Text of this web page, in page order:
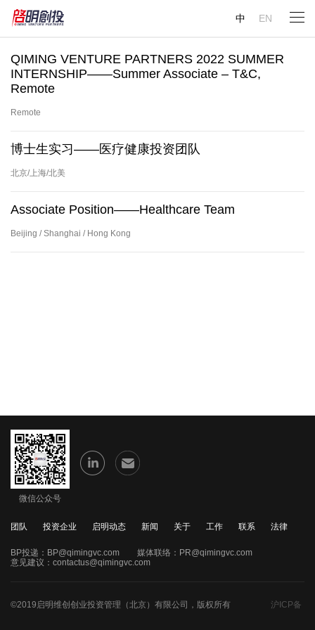
中 EN
QIMING VENTURE PARTNERS 2022 SUMMER
INTERNSHIP——Summer Associate – T&C,
Remote
Remote
博士生实习——医疗健康投资团队
北京/上海/北美
Associate Position——Healthcare Team
Beijing / Shanghai / Hong Kong
微信公众号
团队 投资企业 启明动态 新闻 关于 工作 联系 法律
BP投递： BP@qimingvc.com 媒体联络： PR@qimingvc.com
意见建议： contactus@qimingvc.com
©2019启明维创创业投资管理（北京）有限公司，版权所有 沪ICP备